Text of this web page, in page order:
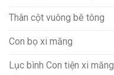
Thân cột vuông bê tông
Con bọ xi măng
Lục bình Con tiện xi măng